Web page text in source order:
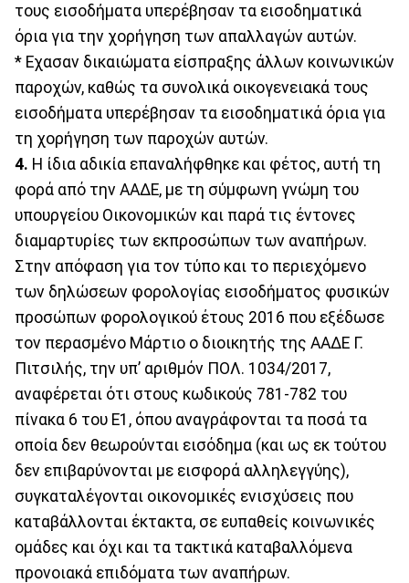
τους εισοδήματα υπερέβησαν τα εισοδηματικά
όρια για την χορήγηση των απαλλαγών αυτών.
* Εχασαν δικαιώματα είσπραξης άλλων κοινωνικών
παροχών, καθώς τα συνολικά οικογενειακά τους
εισοδήματα υπερέβησαν τα εισοδηματικά όρια για
τη χορήγηση των παροχών αυτών.
4. Η ίδια αδικία επαναλήφθηκε και φέτος, αυτή τη
φορά από την ΑΑΔΕ, με τη σύμφωνη γνώμη του
υπουργείου Οικονομικών και παρά τις έντονες
διαμαρτυρίες των εκπροσώπων των αναπήρων.
Στην απόφαση για τον τύπο και το περιεχόμενο
των δηλώσεων φορολογίας εισοδήματος φυσικών
προσώπων φορολογικού έτους 2016 που εξέδωσε
τον περασμένο Μάρτιο ο διοικητής της ΑΑΔΕ Γ.
Πιτσιλής, την υπ’ αριθμόν ΠΟΛ. 1034/2017,
αναφέρεται ότι στους κωδικούς 781-782 του
πίνακα 6 του Ε1, όπου αναγράφονται τα ποσά τα
οποία δεν θεωρούνται εισόδημα (και ως εκ τούτου
δεν επιβαρύνονται με εισφορά αλληλεγγύης),
συγκαταλέγονται οικονομικές ενισχύσεις που
καταβάλλονται έκτακτα, σε ευπαθείς κοινωνικές
ομάδες και όχι και τα τακτικά καταβαλλόμενα
προνοιακά επιδόματα των αναπήρων.